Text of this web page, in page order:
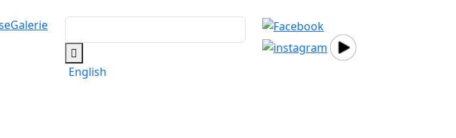
Galerie
English